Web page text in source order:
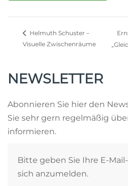
Helmuth Schuster –
Visuelle Zwischenräume
NEWSLETTER
Abonnieren Sie hier den
Sie sehr gern regelmäßig
informieren.
Bitte geben Sie Ihre E-
sich anzumelden.